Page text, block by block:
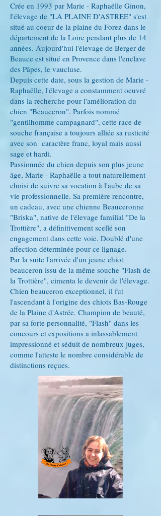
Crée en 1993 par Marie - Raphaëlle Ginon,
l'élevage de "LA PLAINE D'ASTREE" s'est
situé au coeur de la plaine du Forez dans le
département de la Loire pendant plus de 14
années. Aujourd'hui l'élevage de Berger de
Beauce est situé en Provence dans l'enclave
des Pâpes, le vaucluse.
Depuis cette date, sous la gestion de Marie -
Raphaëlle, l'élevage a constamment oeuvré
dans la recherche pour l'amélioration du
chien "Beauceron". Parfois nommé
"gentilhomme campagnard", cette race de
souche française a toujours alliée sa rusticité
avec son caractère franc, loyal mais aussi
sage et hardi.
Passionnée du chien depuis son plus jeune
âge, Marie - Raphaëlle a tout naturellement
choisi de suivre sa vocation à l'aube de sa
vie professionnelle. Sa première rencontre,
un cadeau, avec une chienne Beauceronne
"Briska", native de l'élevage familial "De la
Trottière", a définitivement scellé son
engagement dans cette voie. Doublé d'une
affection déterminée pour ce lignage.
Par la suite l'arrivée d'un jeune chiot
beauceron issu de la même souche "Flash de
la Trottière", cimenta le devenir de l'élevage.
Chien beauceron exceptionnel, il fut
l'ascendant à l'origine des chiots Bas-Rouge
de la Plaine d'Astrée. Champion de beauté,
par sa forte personnalité, "Flash" dans les
concours et expositions a inlassablement
impressionné et séduit de nombreux juges,
comme l'atteste le nombre considérable de
distinctions reçues.